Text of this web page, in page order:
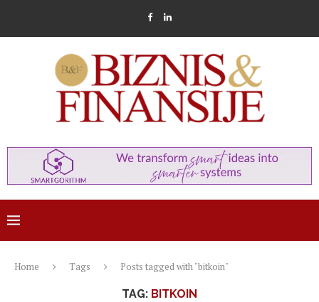
Home Tags Posts tagged with "bitkoin"
TAG: BITKOIN